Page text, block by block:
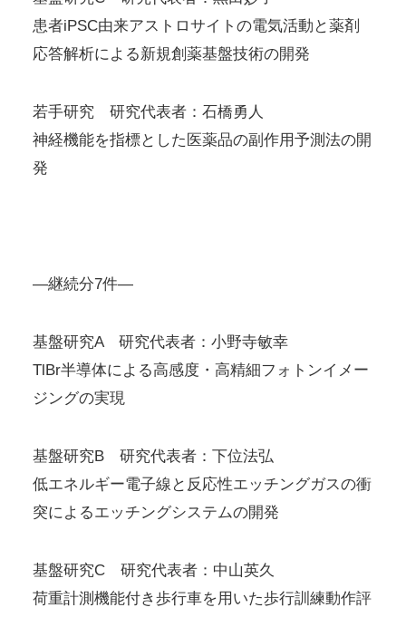
患者iPSC由来アストロサイトの電気活動と薬剤
応答解析による新規創薬基盤技術の開発
若手研究 研究代表者：石橋勇人
神経機能を指標とした医薬品の副作用予測法の開
発
—継続分7件—
基盤研究A 研究代表者：小野寺敏幸
TlBr半導体による高感度・高精細フォトンイメー
ジングの実現
基盤研究B 研究代表者：下位法弘
低エネルギー電子線と反応性エッチングガスの衝
突によるエッチングシステムの開発
基盤研究C 研究代表者：中山英久
荷重計測機能付き歩行車を用いた歩行訓練動作評